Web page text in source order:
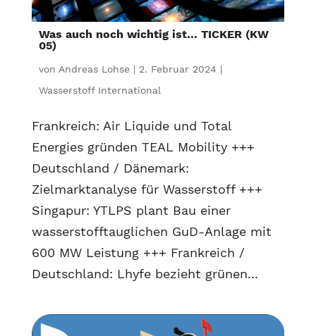
Was auch noch wichtig ist… TICKER (KW
05)
von Andreas Lohse| 2. Februar 2024 |
Wasserstoff International
Frankreich: Air Liquide und Total
Energies gründen TEAL Mobility +++
Deutschland / Dänemark:
Zielmarktanalyse für Wasserstoff +++
Singapur: YTLPS plant Bau einer
wasserstofftauglichen GuD-Anlage mit
600 MW Leistung +++ Frankreich /
Deutschland: Lhyfe bezieht grünen...